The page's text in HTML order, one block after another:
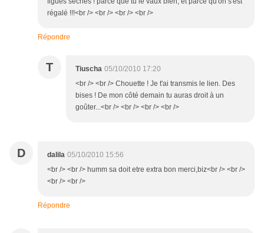
régalé !!!<br /> <br /> <br /> <br />
Répondre
T Tiuscha 05/10/2010 17:20
<br /> <br /> Chouette ! Je t'ai transmis le lien. Des
bises ! De mon côté demain tu auras droit à un
goûter...<br /> <br /> <br /> <br />
D dalila 05/10/2010 15:56
<br /> <br /> humm sa doit etre extra bon merci,biz<br /> <br />
<br /> <br />
Répondre